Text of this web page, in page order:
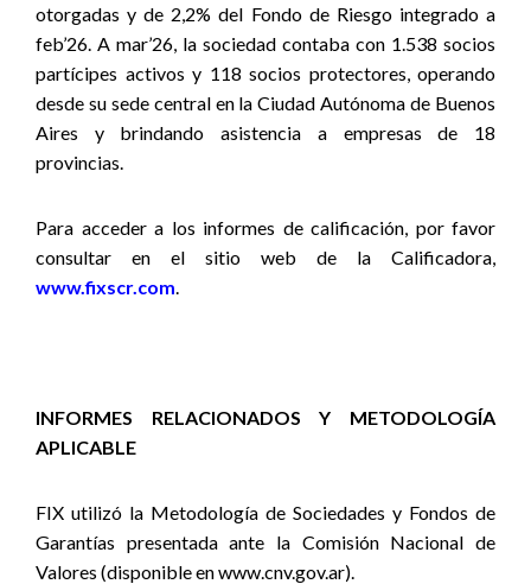
otorgadas y de 2,2% del Fondo de Riesgo integrado a
feb’26. A mar’26, la sociedad contaba con 1.538 socios
partícipes activos y 118 socios protectores, operando
desde su sede central en la Ciudad Autónoma de Buenos
Aires y brindando asistencia a empresas de 18
provincias.
Para acceder a los informes de calificación, por favor
consultar en el sitio web de la Calificadora,
www.fixscr.com.
INFORMES RELACIONADOS Y METODOLOGÍA
APLICABLE
FIX utilizó la Metodología de Sociedades y Fondos de
Garantías presentada ante la Comisión Nacional de
Valores (disponible en www.cnv.gov.ar).